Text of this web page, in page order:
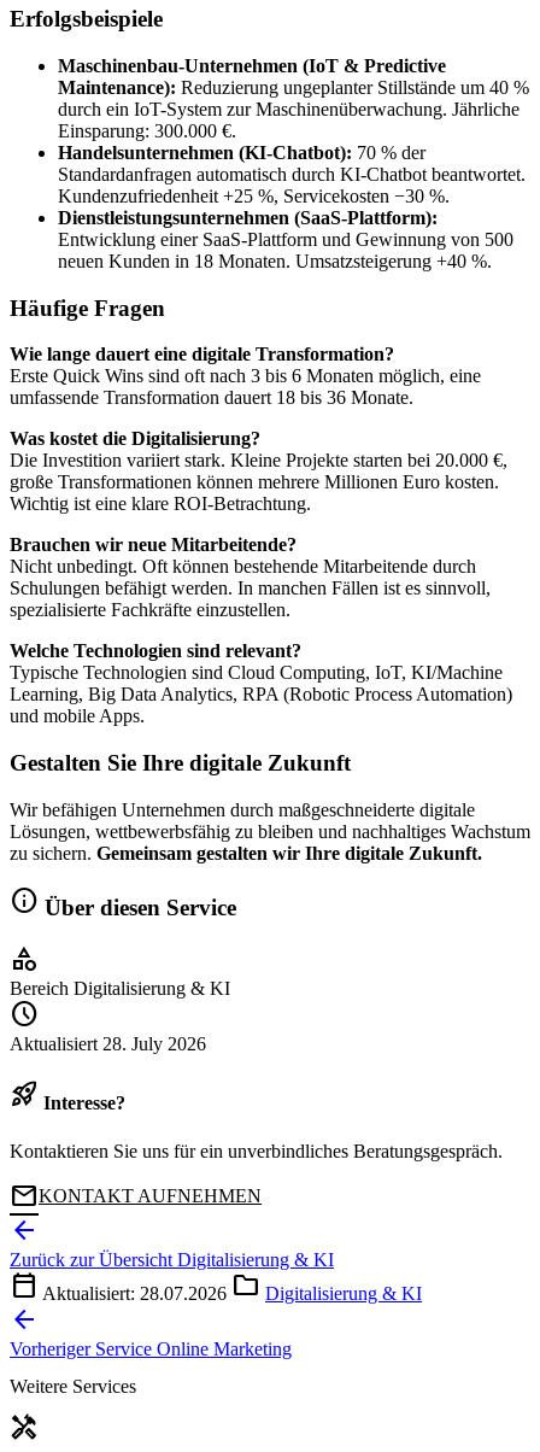
Erfolgsbeispiele
Maschinenbau-Unternehmen (IoT & Predictive
Maintenance): Reduzierung ungeplanter Stillstände um 40 %
durch ein IoT-System zur Maschinenüberwachung. Jährliche
Einsparung: 300.000 €.
Handelsunternehmen (KI-Chatbot): 70 % der
Standardanfragen automatisch durch KI-Chatbot beantwortet.
Kundenzufriedenheit +25 %, Servicekosten −30 %.
Dienstleistungsunternehmen (SaaS-Plattform):
Entwicklung einer SaaS-Plattform und Gewinnung von 500
neuen Kunden in 18 Monaten. Umsatzsteigerung +40 %.
Häufige Fragen
Wie lange dauert eine digitale Transformation?
Erste Quick Wins sind oft nach 3 bis 6 Monaten möglich, eine
umfassende Transformation dauert 18 bis 36 Monate.
Was kostet die Digitalisierung?
Die Investition variiert stark. Kleine Projekte starten bei 20.000 €,
große Transformationen können mehrere Millionen Euro kosten.
Wichtig ist eine klare ROI-Betrachtung.
Brauchen wir neue Mitarbeitende?
Nicht unbedingt. Oft können bestehende Mitarbeitende durch
Schulungen befähigt werden. In manchen Fällen ist es sinnvoll,
spezialisierte Fachkräfte einzustellen.
Welche Technologien sind relevant?
Typische Technologien sind Cloud Computing, IoT, KI/Machine
Learning, Big Data Analytics, RPA (Robotic Process Automation)
und mobile Apps.
Gestalten Sie Ihre digitale Zukunft
Wir befähigen Unternehmen durch maßgeschneiderte digitale
Lösungen, wettbewerbsfähig zu bleiben und nachhaltiges Wachstum
zu sichern. Gemeinsam gestalten wir Ihre digitale Zukunft.
info Über diesen Service
category
Bereich Digitalisierung & KI
schedule
Aktualisiert 28. July 2026
rocket_launch Interesse?
Kontaktieren Sie uns für ein unverbindliches Beratungsgespräch.
mailKONTAKT AUFNEHMEN
arrow_back
Zurück zur Übersicht Digitalisierung & KI
calendar_today Aktualisiert: 28.07.2026 folder Digitalisierung & KI
arrow_back
Vorheriger Service Online Marketing
Weitere Services
handyman